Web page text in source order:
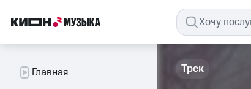
Главная Трек